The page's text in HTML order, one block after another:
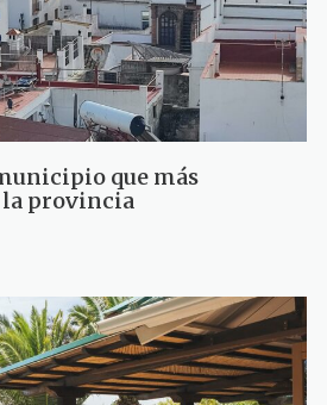
que más
la provincia